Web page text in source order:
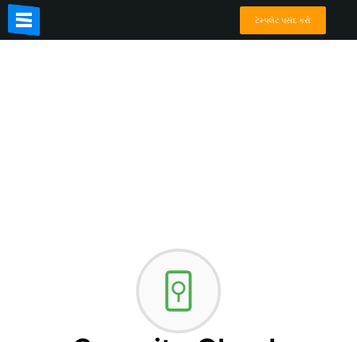
ટેમ્પલેટ પસંદ કરો